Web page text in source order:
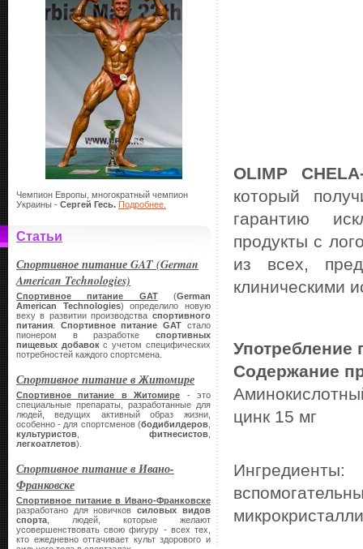
Чемпион Европы, многократный чемпион
Украины - Сергей Гесь. Подробнее.
Статьи
Спортивное питание GAT (German
American Technologies)
Спортивное питание GAT(German
American Technologies) определило новую
веху в развитии производства спортивного
питания
Спортивное питание GAT стало
пионером в разработке спортивных
пищевых добавокс учетом специфических
потребностей каждого спортсмена.
Спортивное питание в Житомире
Спортивное питание в Житомире - это
специальные препараты, разработанные для
людей, ведущих активный образ жизни,
особенно - для спортсменов (бодибилдеров
культуристов
фитнесистов
легкоатлетов).
Спортивное питание в Ивано-
Франковске
Спортивное питание в Ивано-Франковске
разработано для новичковсиловых видов
спорта , людей, которые желают
усовершенствовать свою фигуру - всех тех,
кто ежедневно оттачивает культ здорового и
OLIMP
который
гарантию
продукты с
из всех,
клиническими
Употребление
Содержание
цинк 15 мг
Ингредиенты: